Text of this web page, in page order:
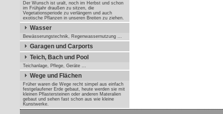
Der Wunsch ist uralt, noch im Herbst und schon
im Frühjahr draußen zu sitzen, die
Vegetationsperiode zu verlängern und auch
exotische Pflanzen in unseren Breiten zu ziehen.
Wasser
Bewässerungstechnik, Regenwassernutzung ...
Garagen und Carports
Teich, Bach und Pool
Teichanlage, Pflege, Geräte ...
Wege und Flächen
Früher waren die Wege recht simpel aus einfach
festgelaufener Erde gebaut, heute werden sie mit
kleinen Pflastersteinen oder anderen Materalien
gebaut und sehen fast schon aus wie kleine
Kunstwerke.